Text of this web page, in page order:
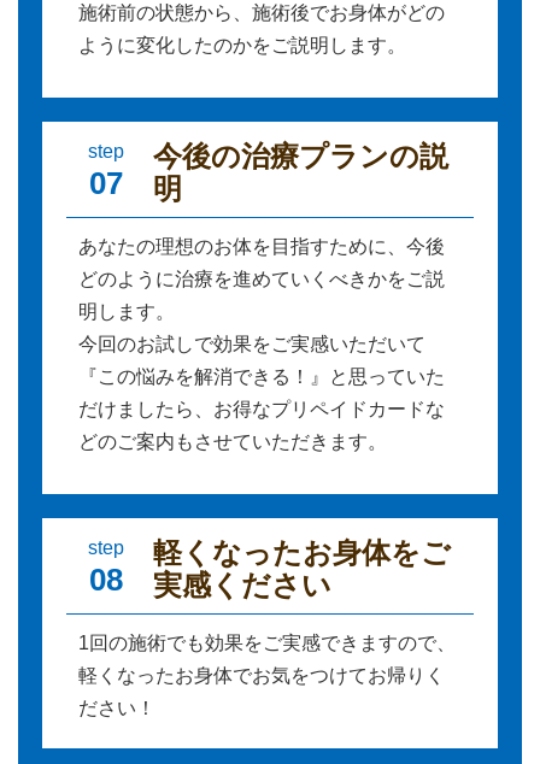
施術前の状態から、施術後でお身体がどの
ように変化したのかをご説明します。
step
07
今後の治療プランの説
明
あなたの理想のお体を目指すために、今後
どのように治療を進めていくべきかをご説
明します。
今回のお試しで効果をご実感いただいて
『この悩みを解消できる！』と思っていた
だけましたら、お得なプリペイドカードな
どのご案内もさせていただきます。
step
08
軽くなったお身体をご
実感ください
1回の施術でも効果をご実感できますので、
軽くなったお身体でお気をつけてお帰りく
ださい！